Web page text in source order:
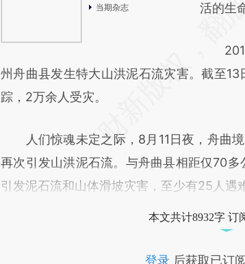
当期杂志
[https://
成，
新观点
活的生
2010
州舟曲县发生特大山洪泥石流灾害。截至
踪，2万余人受灾。
人们惊魂未定之际，8月11日夜，舟曲境
再次引发山洪泥石流。与舟曲县相距仅70多
引发泥石流和山体滑坡灾害，至少有25人遇
本文共计8932字 订
登录后获取已订